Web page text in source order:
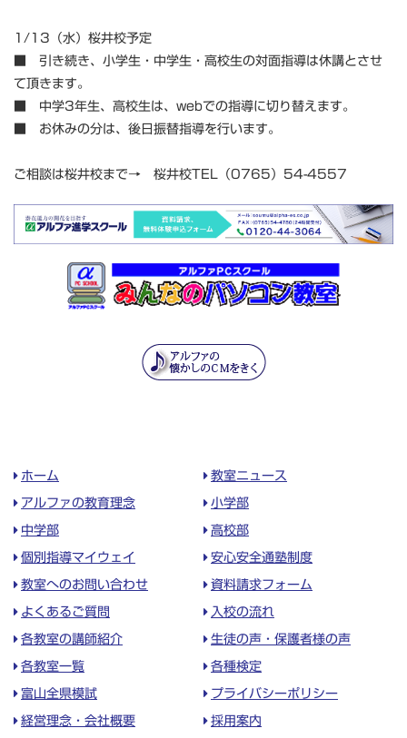
1/13（水）桜井校予定
■ 引き続き、小学生・中学生・高校生の対面指導は休講とさせ
て頂きます。
■ 中学3年生、高校生は、webでの指導に切り替えます。
■ お休みの分は、後日振替指導を行います。
ご相談は桜井校まで→ 桜井校TEL（0765）54-4557
ホーム 教室ニュース
アルファの教育理念 小学部
中学部 高校部
個別指導マイウェイ 安心安全通塾制度
教室へのお問い合わせ 資料請求フォーム
よくあるご質問 入校の流れ
各教室の講師紹介 生徒の声・保護者様の声
各教室一覧 各種検定
富山全県模試 プライバシーポリシー
経営理念・会社概要 採用案内